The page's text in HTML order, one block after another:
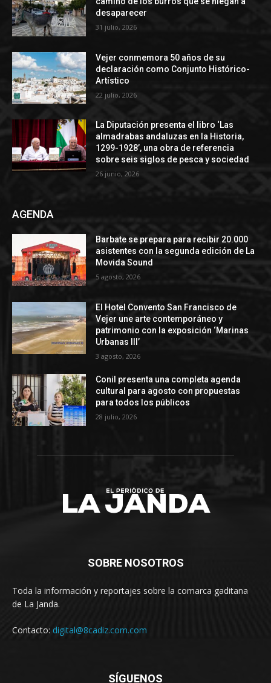
desaparecer
31 julio, 2026
Vejer conmemora 50 años de su
declaración como Conjunto Histórico-
Artístico
22 julio, 2026
La Diputación presenta el libro ‘Las
almadrabas andaluzas en la Historia,
1299-1928’, una obra de referencia
sobre seis siglos de pesca y sociedad
26 junio, 2026
AGENDA
Barbate se prepara para recibir 20.000
asistentes con la segunda edición de La
Movida Sound
5 agosto, 2026
El Hotel Convento San Francisco de
Vejer une arte contemporáneo y
patrimonio con la exposición ‘Marinas
Urbanas III’
3 agosto, 2026
Conil presenta una completa agenda
cultural para agosto con propuestas
para todos los públicos
28 julio, 2026
SOBRE NOSOTROS
Toda la información y reportajes sobre la comarca gaditana
de La Janda.
Contacto: digital@8cadiz.com.com
SÍGUENOS